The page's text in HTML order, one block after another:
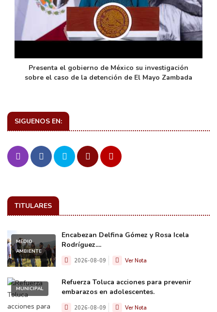
Presenta el gobierno de México su investigación
sobre el caso de la detención de El Mayo Zambada
SIGUENOS EN:
TITULARES
MEDIO
AMBIENTE
Encabezan Delfina Gómez y Rosa Icela
Rodríguez....
2026-08-09 Ver Nota
MUNICIPAL
Refuerza Toluca acciones para prevenir
embarazos en adolescentes.
2026-08-09 Ver Nota